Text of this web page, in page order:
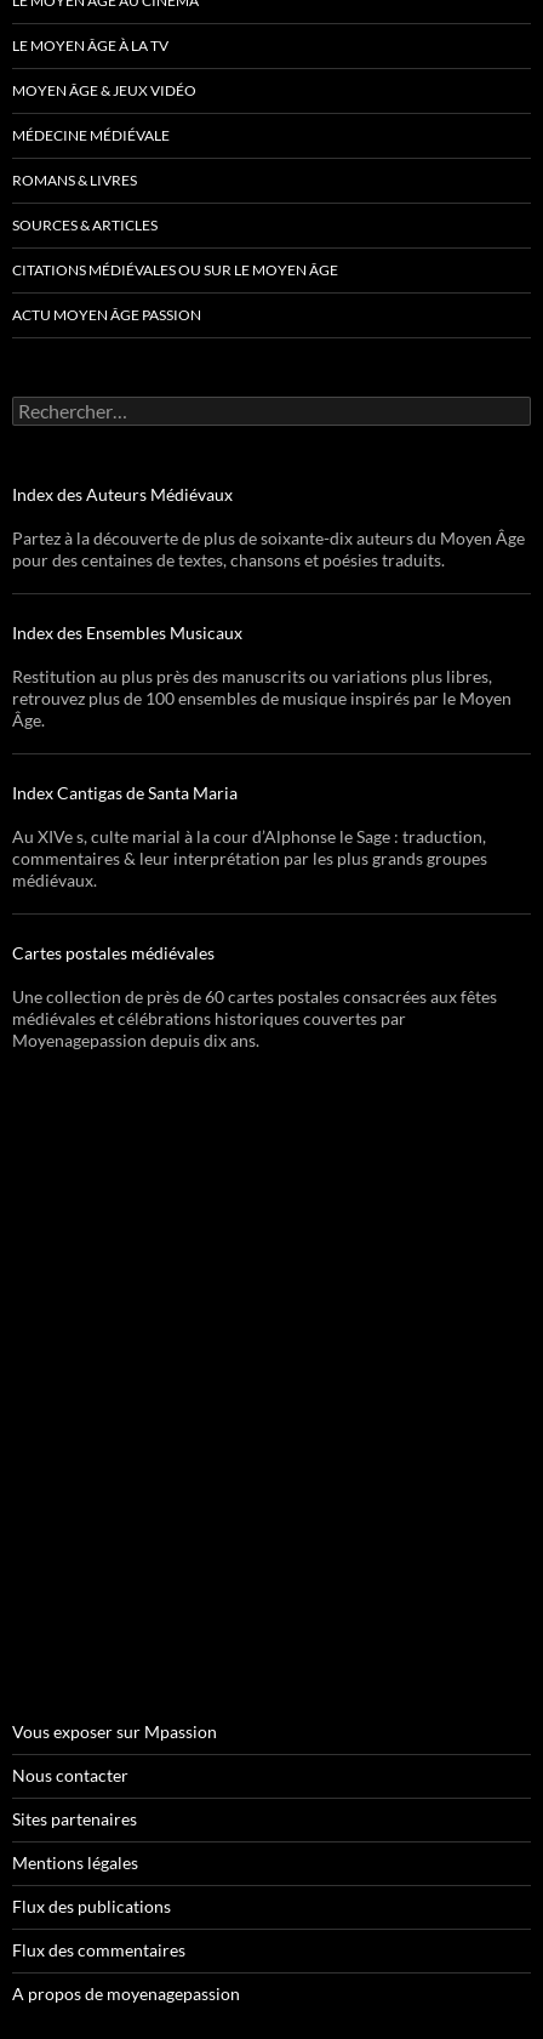
LE MOYEN ÂGE À LA TV
MOYEN ÂGE & JEUX VIDÉO
MÉDECINE MÉDIÉVALE
ROMANS & LIVRES
SOURCES & ARTICLES
CITATIONS MÉDIÉVALES OU SUR LE MOYEN ÂGE
ACTU MOYEN ÂGE PASSION
Rechercher :
Index des Auteurs Médiévaux
Partez à la découverte de plus de soixante-dix auteurs du Moyen Âge
pour des centaines de textes, chansons et poésies traduits.
Index des Ensembles Musicaux
Restitution au plus près des manuscrits ou variations plus libres,
retrouvez plus de 100 ensembles de musique inspirés par le Moyen
Âge.
Index Cantigas de Santa Maria
Au XIVe s, culte marial à la cour d’Alphonse le Sage : traduction,
commentaires & leur interprétation par les plus grands groupes
médiévaux.
Cartes postales médiévales
Une collection de près de 60 cartes postales consacrées aux fêtes
médiévales et célébrations historiques couvertes par
Moyenagepassion depuis dix ans.
Vous exposer sur Mpassion
Nous contacter
Sites partenaires
Mentions légales
Flux des publications
Flux des commentaires
A propos de moyenagepassion